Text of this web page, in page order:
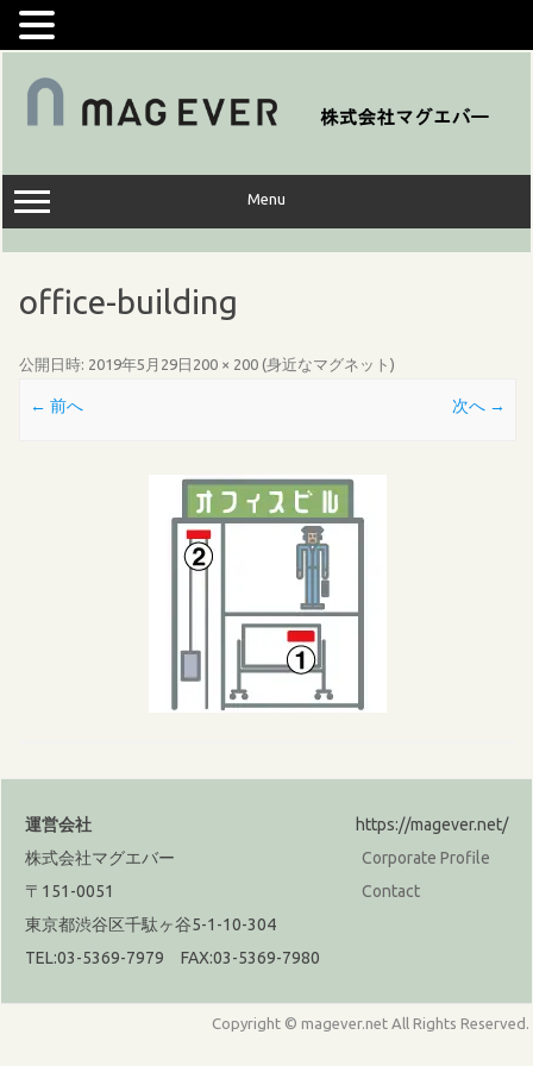
コ
キ
ッ
プ
Menu
office-building
公開日時: 2019年5月29日 200 × 200 (身近なマグネット )
← 前へ 次へ →
運営会社
株式会社マグエバー
〒151-0051
東京都渋谷区千駄ヶ谷5-1-10-304
TEL:03-5369-7979 FAX:03-5369-7980
https://magever.net/
Corporate Profile
Contact
Copyright © magever.net All Rights Reserved.